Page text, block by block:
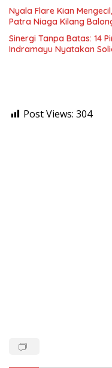
Nyala Flare Kian
Patra Niaga Kilang
Sinergi Tanpa Batas: 14
Indramayu Nyatakan
Post Views: 304